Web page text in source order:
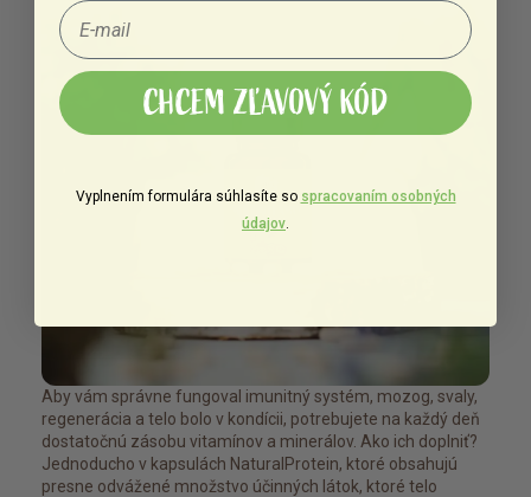
Aby vám správne fungoval imunitný systém, mozog, svaly,
regenerácia a telo bolo v kondícii, potrebujete na každý deň
dostatočnú zásobu vitamínov a minerálov. Ako ich doplniť?
Jednoducho v kapsulách NaturalProtein, ktoré obsahujú
presne odvážené množstvo účinných látok, ktoré telo
CHCEM ZĽAVOVÝ KÓD
Vyplnením formulára súhlasíte so spracovaním osobných
údajov.